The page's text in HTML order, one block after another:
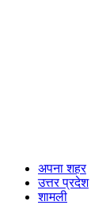
अपना शहर
उत्तर प्रदेश
शामली